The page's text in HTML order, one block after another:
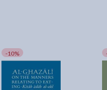
-10%